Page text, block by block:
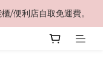
/便利店自取免運費。